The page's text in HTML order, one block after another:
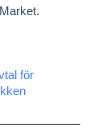
för